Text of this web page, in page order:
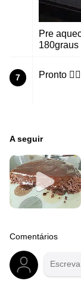
Pre
180graus
7 Pronto 👍🏻
A seguir
Comentários